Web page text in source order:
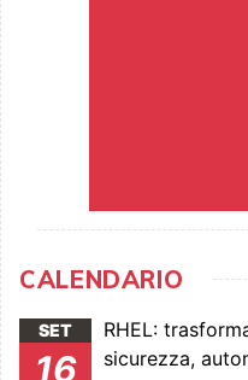
CALENDARIO
SET
16
RHEL:
sicurezza,